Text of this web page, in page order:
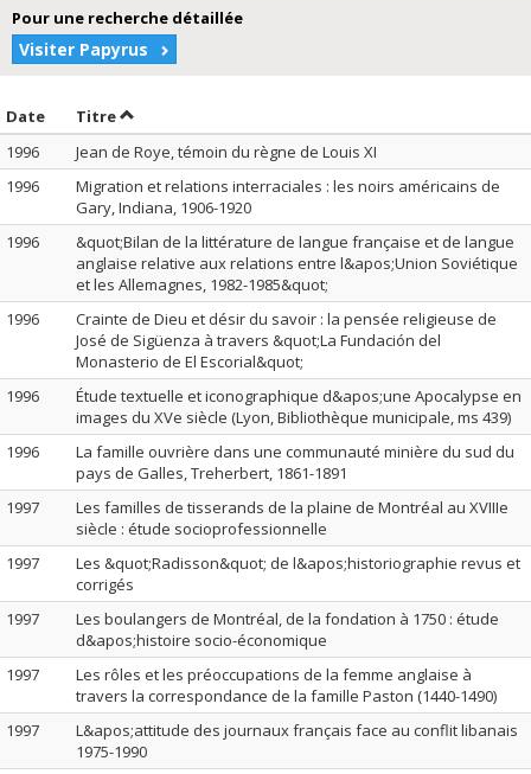
Pour une recherche détaillée
Visiter Papyrus
Date Trier par date en ordre décroissant
TitreTrier par titre en ordre décroissant
1996
Jean de Roye, témoin du règne de Louis XI
1996
Migration et relations interraciales : les noirs américains de
Gary, Indiana, 1906-1920
1996
&quot;Bilan de la littérature de langue française et de langue
anglaise relative aux relations entre l&apos;Union Soviétique
et les Allemagnes, 1982-1985&quot;
1996
Crainte de Dieu et désir du savoir : la pensée religieuse de
José de Sigüenza à travers &quot;La Fundación del
Monasterio de El Escorial&quot;
1996
Étude textuelle et iconographique d&apos;une Apocalypse en
images du XVe siècle (Lyon, Bibliothèque municipale, ms 439)
1996
La famille ouvrière dans une communauté minière du sud du
pays de Galles, Treherbert, 1861-1891
1997
Les familles de tisserands de la plaine de Montréal au XVIIIe
siècle : étude socioprofessionnelle
1997
Les &quot;Radisson&quot; de l&apos;historiographie revus et
corrigés
1997
Les boulangers de Montréal, de la fondation à 1750 : étude
d&apos;histoire socio-économique
1997
Les rôles et les préoccupations de la femme anglaise à
travers la correspondance de la famille Paston (1440-1490)
1997
L&apos;attitude des journaux français face au conflit libanais
1975-1990